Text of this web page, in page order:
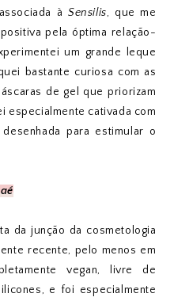
à Sensilis, que me
pela óptima relação-
um grande leque
bastante curiosa com as
de gel que priorizam
especialmente cativada com
desenhada para estimular o
da junção da cosmetologia
recente, pelo menos em
vegan, livre de
e foi especialmente